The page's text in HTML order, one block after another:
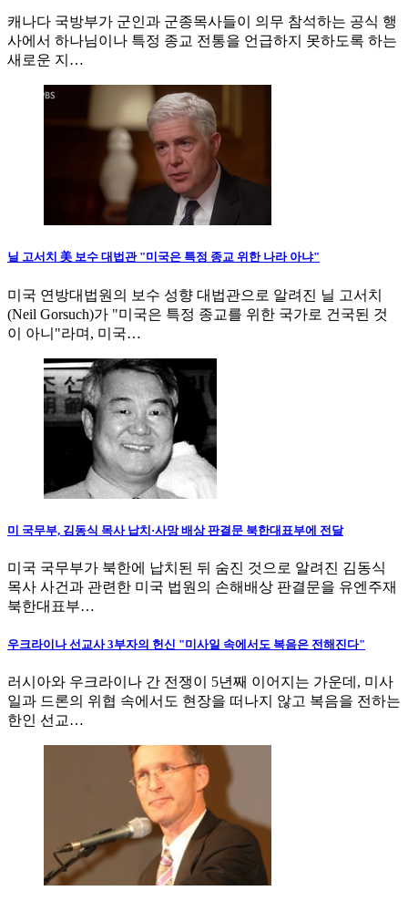
캐나다 국방부가 군인과 군종목사들이 의무 참석하는 공식 행
사에서 하나님이나 특정 종교 전통을 언급하지 못하도록 하는
새로운 지…
닐 고서치 美 보수 대법관 "미국은 특정 종교 위한 나라 아냐"
미국 연방대법원의 보수 성향 대법관으로 알려진 닐 고서치
(Neil Gorsuch)가 "미국은 특정 종교를 위한 국가로 건국된 것
이 아니"라며, 미국…
미 국무부, 김동식 목사 납치·사망 배상 판결문 북한대표부에 전달
미국 국무부가 북한에 납치된 뒤 숨진 것으로 알려진 김동식
목사 사건과 관련한 미국 법원의 손해배상 판결문을 유엔주재
북한대표부…
우크라이나 선교사 3부자의 헌신 "미사일 속에서도 복음은 전해진다"
러시아와 우크라이나 간 전쟁이 5년째 이어지는 가운데, 미사
일과 드론의 위협 속에서도 현장을 떠나지 않고 복음을 전하는
한인 선교…